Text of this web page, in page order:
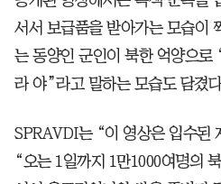
서서 보급품을 받아가는 모습이
는 동양인 군인이 북한 억양으로
라 야”라고 말하는 모습도 담겼
SPRAVDI는 “이 영상은 입수된
“오는 1일까지 1만1000여명의